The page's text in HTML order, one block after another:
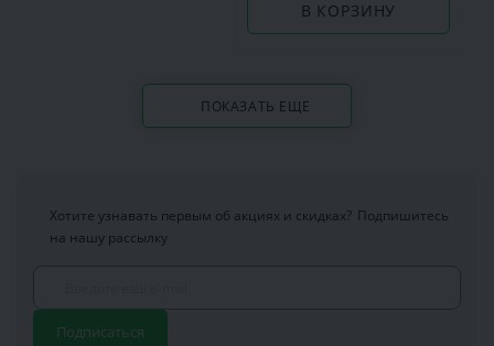
В КОРЗИНУ
ПОКАЗАТЬ ЕЩЕ
Хотите узнавать первым об акциях и скидках? Подпишитесь
на нашу рассылку
Подписаться